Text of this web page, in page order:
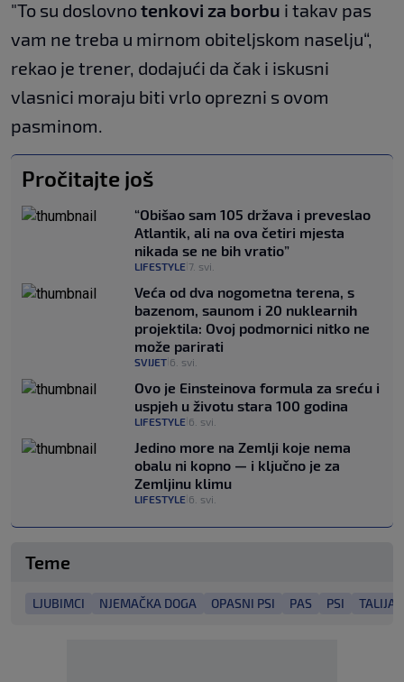
"To su doslovnotenkovi za borbu i takav pas
vam ne treba u mirnom obiteljskom naselju“,
rekao je trener, dodajući da čak i iskusni
vlasnici moraju biti vrlo oprezni s ovom
pasminom.
Pročitajte još
“Obišao sam 105 država i preveslao
Atlantik, ali na ova četiri mjesta
nikada se ne bih vratio”
LIFESTYLE 7. svi.
Veća od dva nogometna terena, s
bazenom, saunom i 20 nuklearnih
projektila: Ovoj podmornici nitko ne
može parirati
SVIJET 6. svi.
Ovo je Einsteinova formula za sreću i
uspjeh u životu stara 100 godina
LIFESTYLE 6. svi.
Jedino more na Zemlji koje nema
obalu ni kopno — i ključno je za
Zemljinu klimu
LIFESTYLE 6. svi.
Teme
LJUBIMCI NJEMAČKA DOGA OPASNI PSI PAS PSI